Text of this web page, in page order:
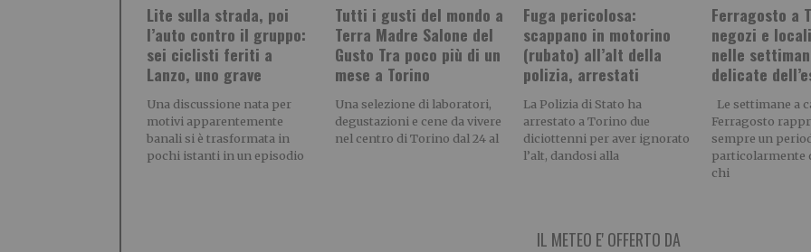
Lite sulla strada, poi
l’auto contro il gruppo:
sei ciclisti feriti a
Lanzo, uno grave
Una discussione nata per
motivi apparentemente
banali si è trasformata in
pochi istanti in un episodio
Tutti i gusti del mondo a
Terra Madre Salone del
Gusto Tra poco più di un
mese a Torino
Una selezione di laboratori,
degustazioni e cene da vivere
nel centro di Torino dal 24 al
Fuga pericolosa:
scappano in motorino
(rubato) all’alt della
polizia, arrestati
La Polizia di Stato ha
arrestato a Torino due
diciottenni per aver ignorato
l’alt, dandosi alla
Ferragosto a
negozi e
nelle
delicate
Le settimane a
Ferragosto
sempre un
particolarmente
chi
IL METEO E' OFFERTO DA